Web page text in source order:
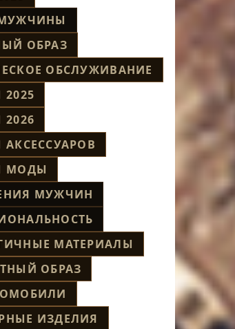
ОБРАЗ
ОБСЛУЖИВАНИЕ
АКСЕССУАРОВ
МОДЫ
МУЖЧИН
МАТЕРИАЛЫ
ОБРАЗ
ИЗДЕЛИЯ